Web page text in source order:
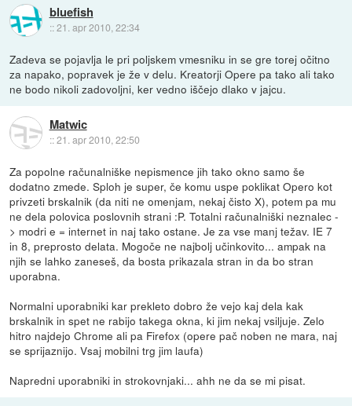
bluefish
::21. apr 2010, 22:34
Zadeva se pojavlja le pri poljskem vmesniku in se gre torej očitno
za napako, popravek je že v delu. Kreatorji Opere pa tako ali tako
ne bodo nikoli zadovoljni, ker vedno iščejo dlako v jajcu.
Matwic
::21. apr 2010, 22:50
Za popolne računalniške nepismence jih tako okno samo še
dodatno zmede. Sploh je super, če komu uspe poklikat Opero kot
privzeti brskalnik (da niti ne omenjam, nekaj čisto X), potem pa mu
ne dela polovica poslovnih strani :P. Totalni računalniški neznalec -
> modri e = internet in naj tako ostane. Je za vse manj težav. IE 7
in 8, preprosto delata. Mogoče ne najbolj učinkovito... ampak na
njih se lahko zaneseš, da bosta prikazala stran in da bo stran
uporabna.
Normalni uporabniki kar prekleto dobro že vejo kaj dela kak
brskalnik in spet ne rabijo takega okna, ki jim nekaj vsiljuje. Zelo
hitro najdejo Chrome ali pa Firefox (opere pač noben ne mara, naj
se sprijaznijo. Vsaj mobilni trg jim laufa)
Napredni uporabniki in strokovnjaki... ahh ne da se mi pisat.